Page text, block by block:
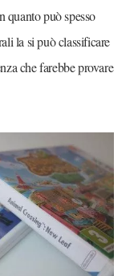
quanto può spesso
la si può classificare
che farebbe provare